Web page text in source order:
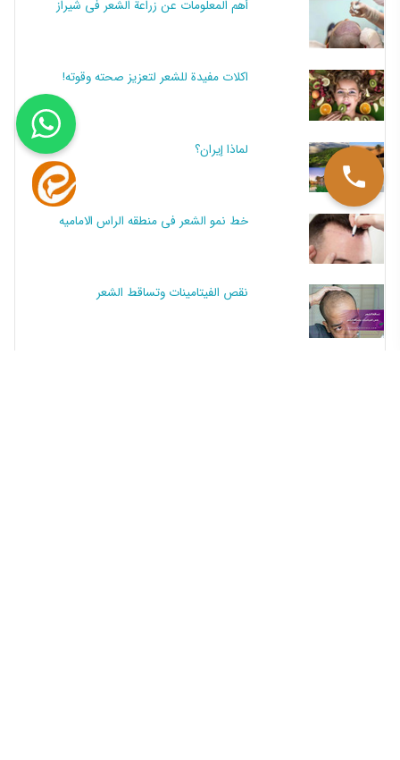
أهم المعلومات عن زراعة الشعر في شيراز
اكلات مفيدة للشعر لتعزيز صحته وقوته!
لماذا إيران؟
خط نمو الشعر فی منطقه الراس الامامیه
نقص الفيتامينات وتساقط الشعر